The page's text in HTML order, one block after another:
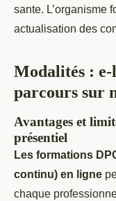
sante. L’organisme
actualisation des
Modalités :
parcours sur
Avantages et
présentiel
Les formations
continu) en ligne
chaque